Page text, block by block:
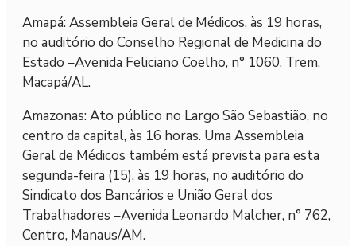
Amapá: Assembleia Geral de Médicos, às 19 horas,
no auditório do Conselho Regional de Medicina do
Estado –Avenida Feliciano Coelho, n° 1060, Trem,
Macapá/AL.
Amazonas: Ato público no Largo São Sebastião, no
centro da capital, às 16 horas. Uma Assembleia
Geral de Médicos também está prevista para esta
segunda-feira (15), às 19 horas, no auditório do
Sindicato dos Bancários e União Geral dos
Trabalhadores –Avenida Leonardo Malcher, n° 762,
Centro, Manaus/AM.